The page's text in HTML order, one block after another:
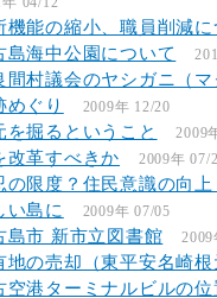
機能の縮小、職員削減に
島海中公園について
間村議会のヤシガニ（
めぐり 2009年 12/20
を掘るということ 2009
改革すべきか 2009年 07/
の限度？住民意識の向上
い島に 2009年 07/05
島市 新市立図書館 2009
地の売却（東平安名崎
空港ターミナルビルの